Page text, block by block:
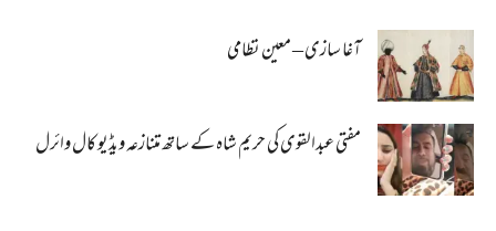
آغا سازی – معین نظامی
مفتی عبدالقوی کی حریم شاہ کے ساتھ متنازعہ ویڈیو کال وائرل